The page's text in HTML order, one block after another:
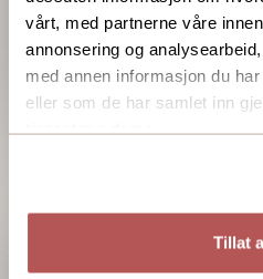
vårt, med partnerne våre
annonsering og
med annen informasjon du
eller som de har samlet inn
tjenestene deres.
Tillat